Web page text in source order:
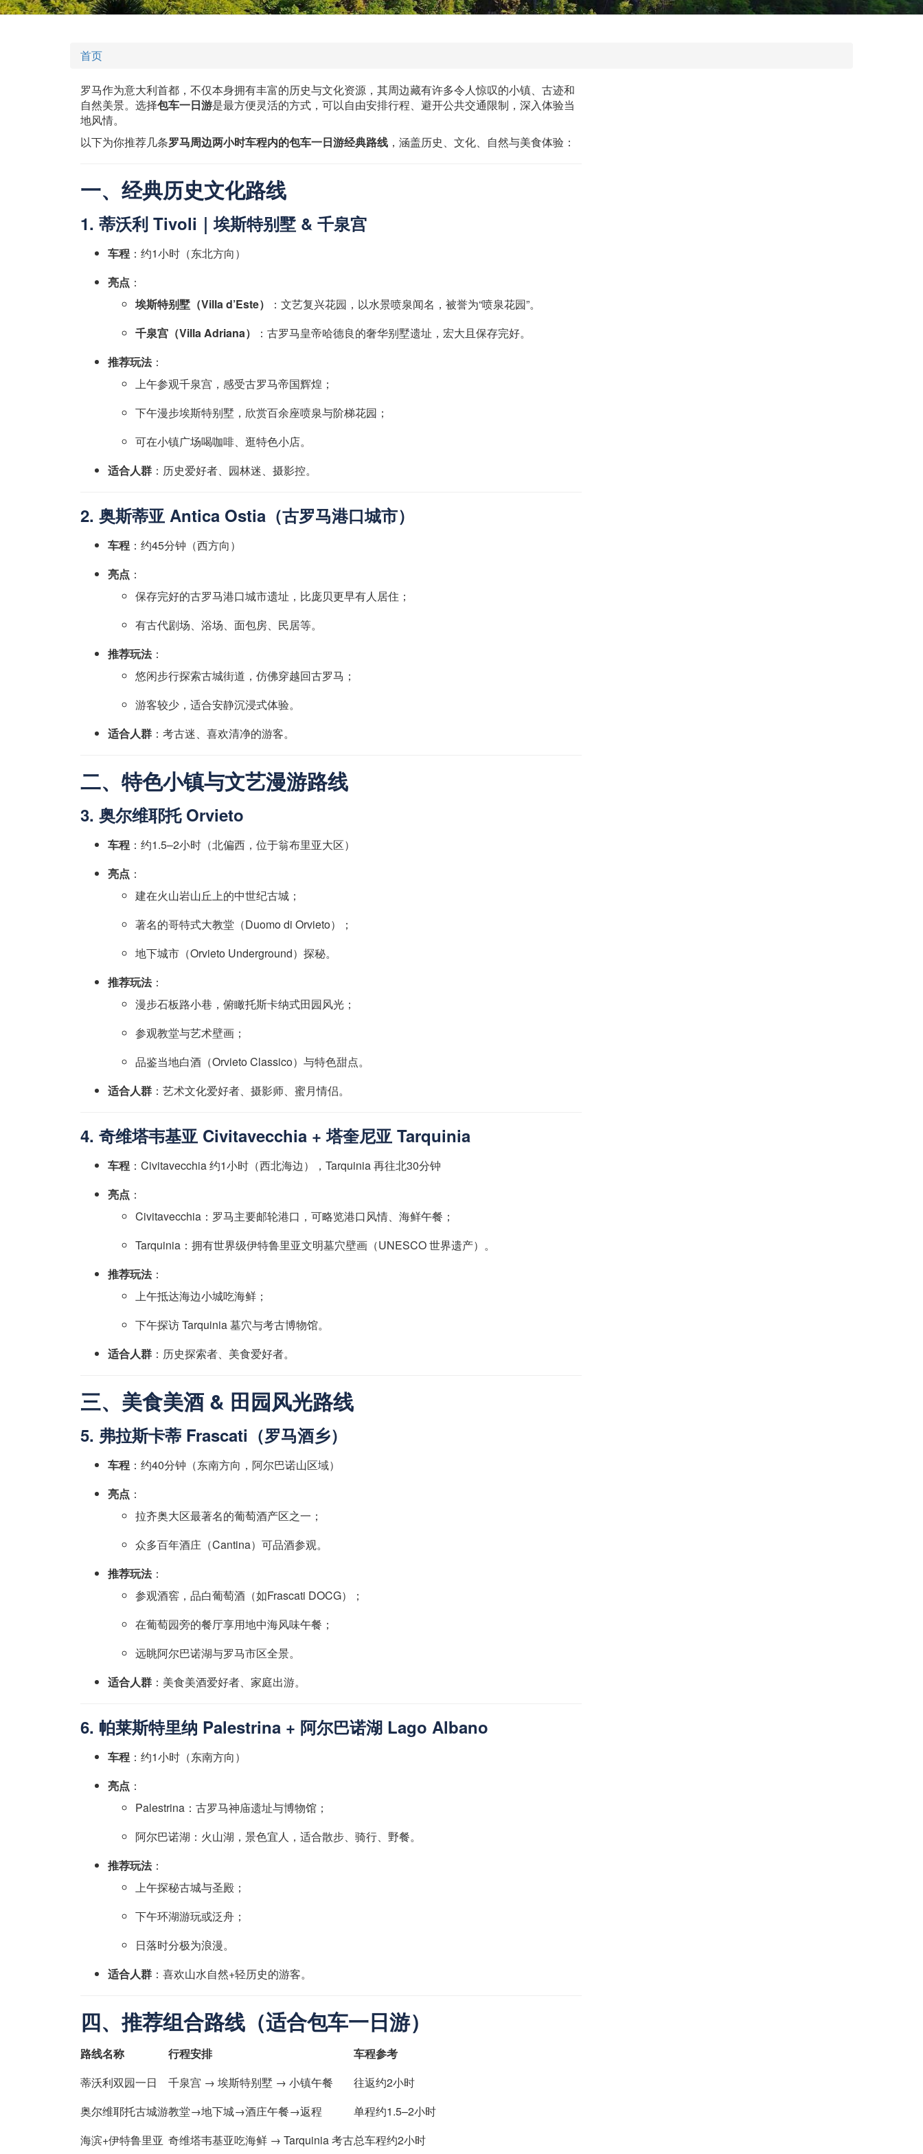
首页
罗马作为意大利首都，不仅本身拥有丰富的历史与文化资源，其周边藏有许多令人惊叹的小镇、古迹和
自然美景。选择包车一日游是最方便灵活的方式，可以自由安排行程、避开公共交通限制，深入体验当
地风情。
以下为你推荐几条罗马周边两小时车程内的包车一日游经典路线 ，涵盖历史、文化、自然与美食体验：
一、经典历史文化路线
1. 蒂沃利 Tivoli｜埃斯特别墅 & 千泉宫
车程 ：约1小时（东北方向）
亮点 ：
埃斯特别墅（Villa d’Este）
：文艺复兴花园，以水景喷泉闻名，被誉为“喷泉花园”。
千泉宫（Villa Adriana）
：古罗马皇帝哈德良的奢华别墅遗址，宏大且保存完好。
推荐玩法：
上午参观千泉宫，感受古罗马帝国辉煌；
下午漫步埃斯特别墅，欣赏百余座喷泉与阶梯花园；
可在小镇广场喝咖啡、逛特色小店。
适合人群 ：历史爱好者、园林迷、摄影控。
2. 奥斯蒂亚 Antica Ostia（古罗马港口城市）
车程 ：约45分钟（西方向）
亮点 ：
保存完好的古罗马港口城市遗址，比庞贝更早有人居住；
有古代剧场、浴场、面包房、民居等。
推荐玩法：
悠闲步行探索古城街道，仿佛穿越回古罗马；
游客较少，适合安静沉浸式体验。
适合人群 ：考古迷、喜欢清净的游客。
二、特色小镇与文艺漫游路线
3. 奥尔维耶托 Orvieto
车程 ：约1.5–2小时（北偏西，位于翁布里亚大区）
亮点 ：
建在火山岩山丘上的中世纪古城；
著名的哥特式大教堂（Duomo di Orvieto）；
地下城市（Orvieto Underground）探秘。
推荐玩法：
漫步石板路小巷，俯瞰托斯卡纳式田园风光；
参观教堂与艺术壁画；
品鉴当地白酒（Orvieto Classico）与特色甜点。
适合人群 ：艺术文化爱好者、摄影师、蜜月情侣。
4. 奇维塔韦基亚 Civitavecchia + 塔奎尼亚 Tarquinia
车程 ：Civitavecchia 约1小时（西北海边），Tarquinia 再往北30分钟
亮点 ：
Civitavecchia：罗马主要邮轮港口，可略览港口风情、海鲜午餐；
Tarquinia：拥有世界级伊特鲁里亚文明墓穴壁画（UNESCO 世界遗产）。
推荐玩法：
上午抵达海边小城吃海鲜；
下午探访 Tarquinia 墓穴与考古博物馆。
适合人群 ：历史探索者、美食爱好者。
三、美食美酒 & 田园风光路线
5. 弗拉斯卡蒂 Frascati（罗马酒乡）
车程 ：约40分钟（东南方向，阿尔巴诺山区域）
亮点 ：
拉齐奥大区最著名的葡萄酒产区之一；
众多百年酒庄（Cantina）可品酒参观。
推荐玩法：
参观酒窖，品白葡萄酒（如Frascati DOCG）；
在葡萄园旁的餐厅享用地中海风味午餐；
远眺阿尔巴诺湖与罗马市区全景。
适合人群 ：美食美酒爱好者、家庭出游。
6. 帕莱斯特里纳 Palestrina + 阿尔巴诺湖 Lago Albano
车程 ：约1小时（东南方向）
亮点 ：
Palestrina：古罗马神庙遗址与博物馆；
阿尔巴诺湖：火山湖，景色宜人，适合散步、骑行、野餐。
推荐玩法：
上午探秘古城与圣殿；
下午环湖游玩或泛舟；
日落时分极为浪漫。
适合人群 ：喜欢山水自然+轻历史的游客。
四、推荐组合路线（适合包车一日游）
路线名称 行程安排
车程参考
蒂沃利双园一日
千泉宫 → 埃斯特别墅 → 小镇午餐
往返约2小时
奥尔维耶托古城游教堂→地下城→酒庄午餐→返程
单程约1.5–2小时
海滨+伊特鲁里亚 奇维塔韦基亚吃海鲜 → Tarquinia 考古总车程约2小时